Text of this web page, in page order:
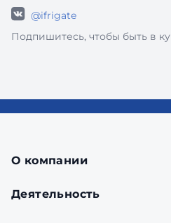
@ifrigate
Подпишитесь, чтобы быть в
О компании
Деятельность